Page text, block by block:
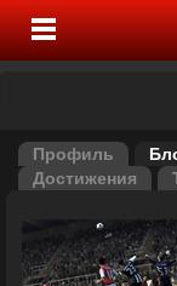
Профиль
Достижения